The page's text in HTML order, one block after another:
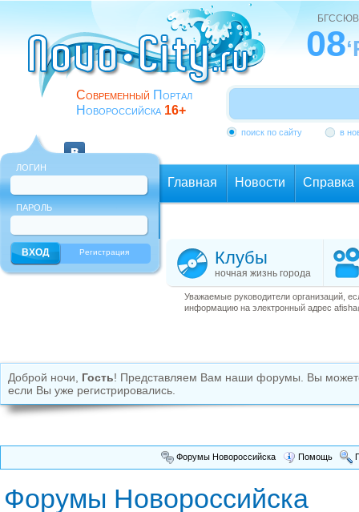
Современный Портал
Новороссийска 16+
08
поиск по сайту в
ЛОГИН
ПАРОЛЬ
Регистрация
Главная Новости Справка
Клубы
ночная жизнь города
Уважаемые руководители организаций,
информацию на электронный адрес
Доброй ночи, Гость! Представляем Вам наши форумы. Вы
если Вы уже регистрировались.
Форумы Новороссийска Помощь
Форумы Новороссийска